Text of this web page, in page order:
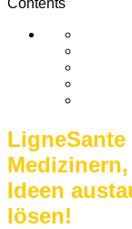
Ideen
lösen!